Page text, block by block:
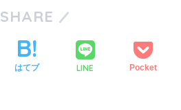
SHARE
はてブ LINE Pocket